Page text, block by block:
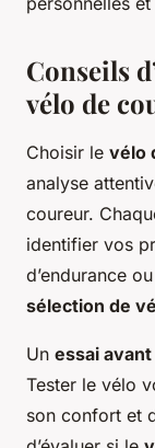
Conseils
vélo de
Choisir le vélo
analyse
coureur.
identifier vos
d’endurance
sélection de
Un essai avant
Tester le vélo
son confort et